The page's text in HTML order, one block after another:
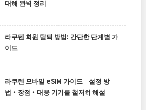
대해 완벽 정리
라쿠텐 회원 탈퇴 방법: 간단한 단계별 가
이드
라쿠텐 모바일 eSIM 가이드｜설정 방
법・장점・대응 기기를 철저히 해설